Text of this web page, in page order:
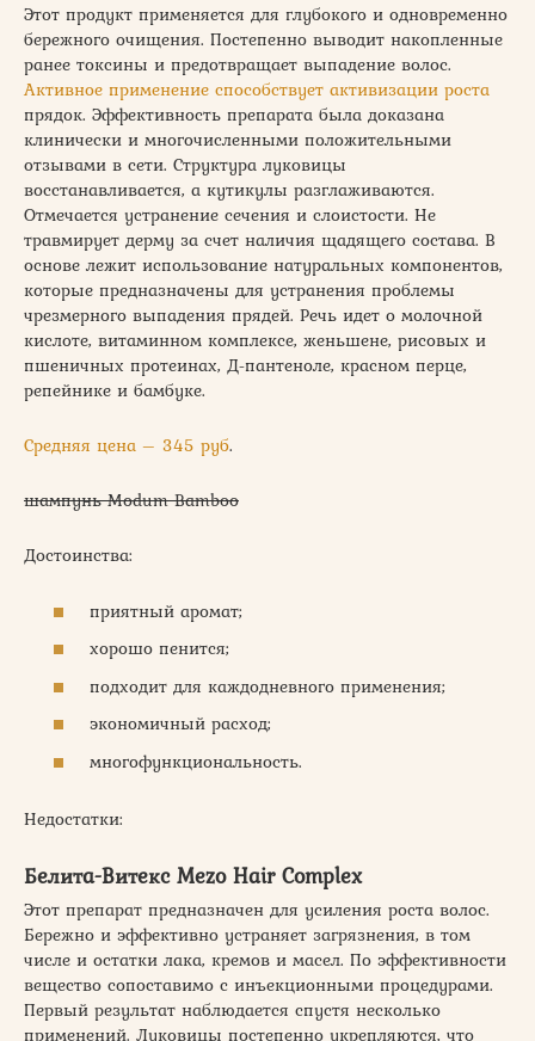
Этот продукт применяется для глубокого и одновременно
бережного очищения. Постепенно выводит накопленные
ранее токсины и предотвращает выпадение волос.
Активное применение способствует активизации роста
прядок. Эффективность препарата была доказана
клинически и многочисленными положительными
отзывами в сети. Структура луковицы
восстанавливается, а кутикулы разглаживаются.
Отмечается устранение сечения и слоистости. Не
травмирует дерму за счет наличия щадящего состава. В
основе лежит использование натуральных компонентов,
которые предназначены для устранения проблемы
чрезмерного выпадения прядей. Речь идет о молочной
кислоте, витаминном комплексе, женьшене, рисовых и
пшеничных протеинах, Д-пантеноле, красном перце,
репейнике и бамбуке.
Средняя цена – 345 руб.
шампунь Modum Bamboo
Достоинства:
приятный аромат;
хорошо пенится;
подходит для каждодневного применения;
экономичный расход;
многофункциональность.
Недостатки:
Белита-Витекс Mezo Hair Complex
Этот препарат предназначен для усиления роста волос.
Бережно и эффективно устраняет загрязнения, в том
числе и остатки лака, кремов и масел. По эффективности
вещество сопоставимо с инъекционными процедурами.
Первый результат наблюдается спустя несколько
применений. Луковицы постепенно укрепляются, что